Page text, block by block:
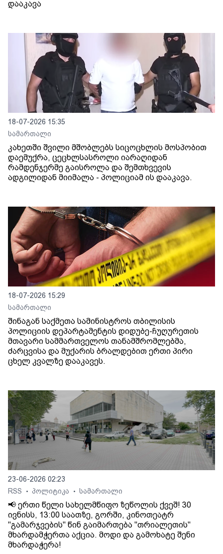
დააკავა
18-07-2026 15:35
სამართალი
კახეთში შვილი მშობლებს სიცოცხლის მოსპობით
დაემუქრა, ცეცხლსასროლი იარაღიდან
რამდენჯერმე გაისროლა და შემთხვევის
ადგილიდან მიიმალა - პოლიციამ ის დააკავა.
18-07-2026 15:29
სამართალი
შინაგან საქმეთა სამინისტროს თბილისის
პოლიციის დეპარტამენტის დიდუბე-ჩუღურეთის
მთავარი სამმართველოს თანამშრომლებმა,
ძარცვისა და მუქარის ბრალდებით ერთი პირი
ცხელ კვალზე დააკავეს.
23-06-2026 02:23
RSS
• პოლიტიკა • სამართალი
📢 ერთი წელი სახელმწიფო ზეწოლის ქვეშ! 30
ივნისს, 13:00 საათზე, გორში, კინოთეატრ
"გამარჯვების" წინ გაიმართება "თრიალეთის"
მხარდამჭერთა აქცია. მოდი და გამოხატე შენი
მხარდაჭერა!